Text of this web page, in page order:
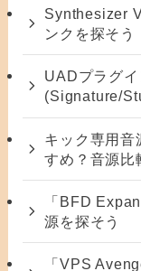
Synthesizer
ンクを探そう
UADプラグイ
(Signature/
キック専用音
すめ？音源比
「BFD
源を探そう
「VPS